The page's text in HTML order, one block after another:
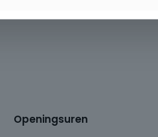
Openingsuren